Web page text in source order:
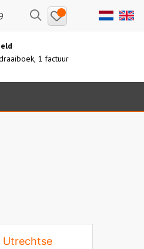
ZoekenBewaarde
uitjes
1 factuur
Utrechtse